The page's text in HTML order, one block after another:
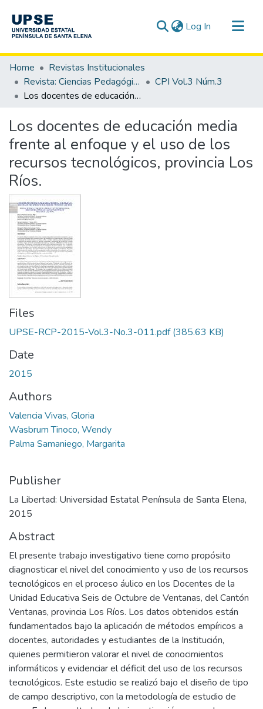
Log In (current)
Communities & Collections
All of DSpace
Statistics
Home
Revistas Institucionales
Revista: Ciencias Pedagógicas e Innovación - CPI
CPI Vol.3 Núm.3
Los docentes de educación media frente al enfoque y el uso de los recursos tecnológicos, provincia Los Ríos.
Los docentes de educación media
frente al enfoque y el uso de los
recursos tecnológicos, provincia Los
Ríos.
Files
UPSE-RCP-2015-Vol.3-No.3-011.pdf(385.63 KB)
Date
2015
Authors
Valencia Vivas, Gloria
Wasbrum Tinoco, Wendy
Palma Samaniego, Margarita
Publisher
La Libertad: Universidad Estatal Península de Santa Elena,
2015
Abstract
El presente trabajo investigativo tiene como propósito
diagnosticar el nivel del conocimiento y uso de los recursos
tecnológicos en el proceso áulico en los Docentes de la
Unidad Educativa Seis de Octubre de Ventanas, del Cantón
Ventanas, provincia Los Ríos. Los datos obtenidos están
fundamentados bajo la aplicación de métodos empíricos a
docentes, autoridades y estudiantes de la Institución,
quienes permitieron valorar el nivel de conocimientos
informáticos y evidenciar el déficit del uso de los recursos
tecnológicos. Este estudio se realizó bajo el diseño de tipo
de campo descriptivo, con la metodología de estudio de